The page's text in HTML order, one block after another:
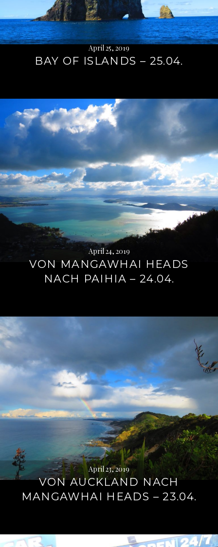
April 25, 2019
BAY OF ISLANDS – 25.04.
April 24, 2019
VON MANGAWHAI HEADS
NACH PAIHIA – 24.04.
April 23, 2019
VON AUCKLAND NACH
MANGAWHAI HEADS – 23.04.